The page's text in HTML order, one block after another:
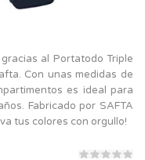
al Portatodo Triple
Con unas medidas de
es ideal para
Fabricado por SAFTA
tus colores con orgullo!